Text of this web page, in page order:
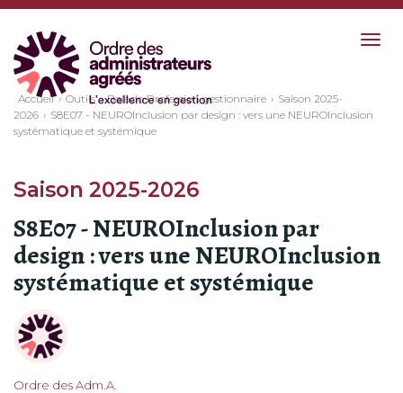
Accueil Outils Balado Profession gestionnaire
Saison 2025-
2026
S8E07 - NEUROInclusion par design : vers une NEUROInclusion
systématique et systémique
Saison 2025-2026
S8E07 - NEUROInclusion par
design : vers une NEUROInclusion
systématique et systémique
Ordre des Adm.A.